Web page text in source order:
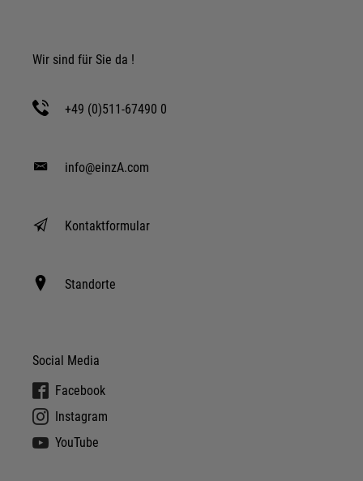
Wir sind für Sie da !
+49 (0)511-67490 0
info@einzA.com
Kontaktformular
Standorte
Social Media
Facebook
Instagram
YouTube